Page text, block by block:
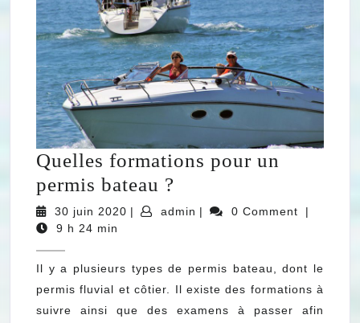
Quelles formations pour un
permis bateau ?
formations
permis
bateau
30 juin 2020 30
| admin admin
| 0 Comment
|
9 h 24 min
Il y a plusieurs types de permis bateau, dont le
permis fluvial et côtier. Il existe des formations à
suivre ainsi que des examens à passer afin